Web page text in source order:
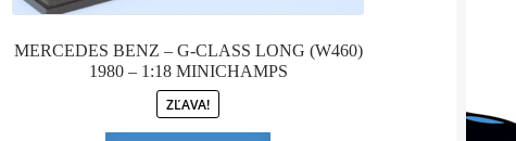
MERCEDES BENZ – G-CLASS LONG (W460)
1980 – 1:18 MINICHAMPS
ZĽAVA!